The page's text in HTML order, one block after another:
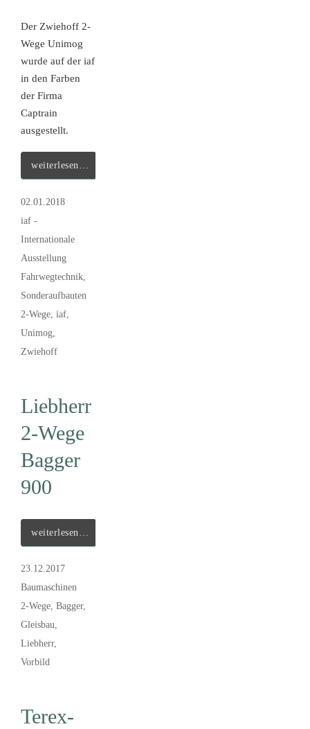
Der Zwiehoff 2-
Wege Unimog
wurde auf der iaf
in den Farben
der Firma
Captrain
ausgestellt.
weiterlesen…
02.01.2018
iaf -
Internationale
Ausstellung
Fahrwegtechnik
Sonderaufbauten
2-Wege iaf
Unimog
Zwiehoff
Liebherr
2-Wege
Bagger
900
weiterlesen…
23.12.2017
Baumaschinen
2-Wege, Bagger,
Gleisbau,
Liebherr,
Vorbild
Terex-